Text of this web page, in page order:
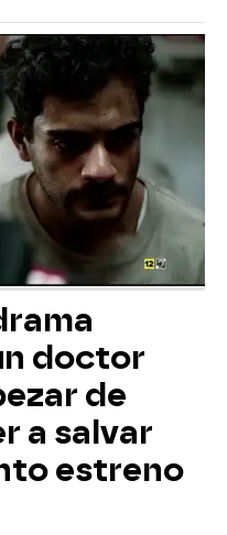
doctor
de
a salvar
estreno